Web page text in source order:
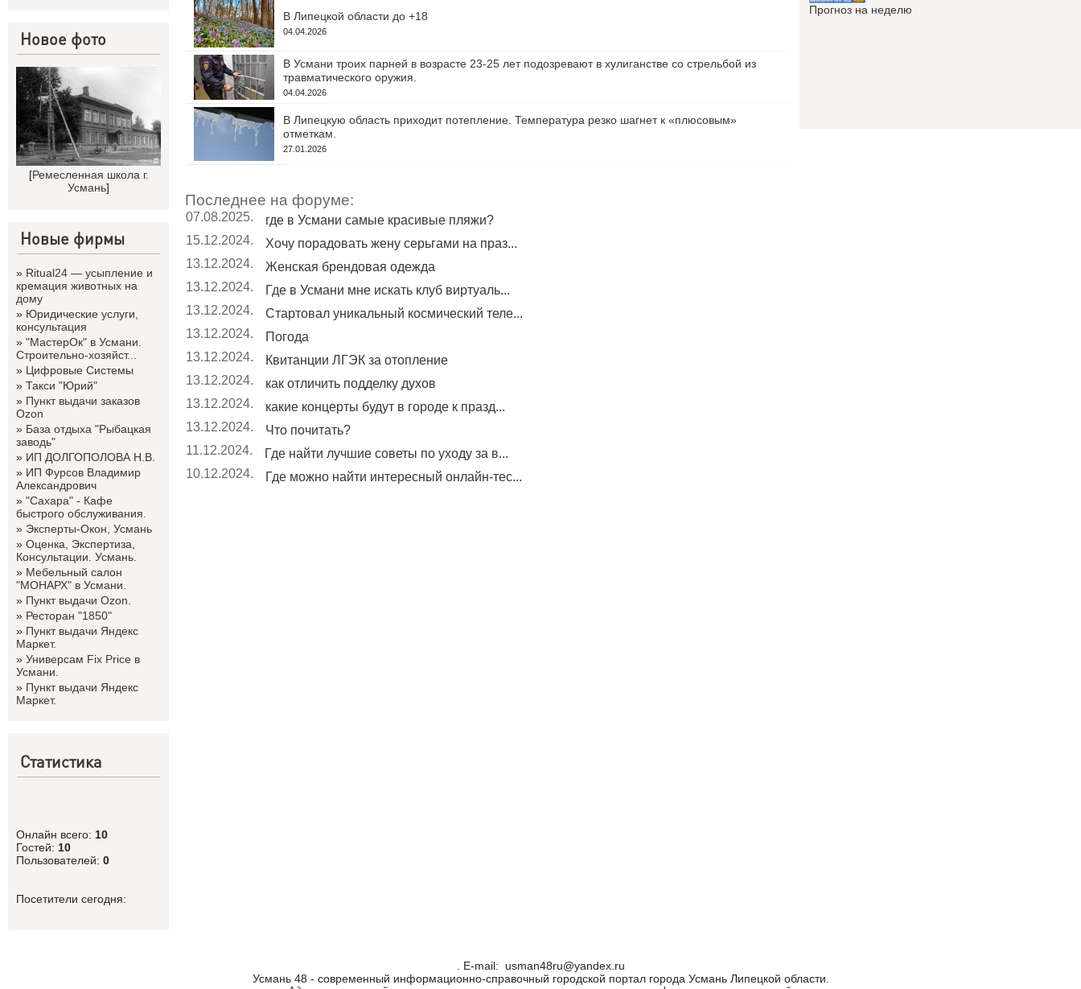
Новое фото
[Ремесленная школа г.
Усмань]
Новые фирмы
» Ritual24 — усыпление и
кремация животных на
дому
» Юридические услуги,
консультация
» "МастерОк" в Усмани.
Строительно-хозяйст...
» Цифровые Системы
» Такси "Юрий"
» Пункт выдачи заказов
Ozon
» База отдыха "Рыбацкая
заводь"
» ИП ДОЛГОПОЛОВА Н.В.
» ИП Фурсов Владимир
Александрович
» "Сахара" - Кафе
быстрого обслуживания.
» Эксперты-Окон, Усмань
» Оценка, Экспертиза,
Консультации. Усмань.
» Мебельный салон
"МОНАРХ" в Усмани.
» Пункт выдачи Ozon.
» Ресторан "1850"
» Пункт выдачи Яндекс
Маркет.
» Универсам Fix Price в
Усмани.
» Пункт выдачи Яндекс
Маркет.
Статистика
Онлайн всего: 10
Гостей: 10
Пользователей: 0
Посетители сегодня:
В Липецкой области до +18
04.04.2026
В Усмани троих парней в возрасте 23-25 лет подозревают в хулиганстве со стрельбой из
травматического оружия.
04.04.2026
В Липецкую область приходит потепление. Температура резко шагнет к «плюсовым»
отметкам.
27.01.2026
Последнее на форуме:
07.08.2025.
где в Усмани самые красивые пляжи?
15.12.2024.
Хочу порадовать жену серьгами на праз...
13.12.2024.
Женская брендовая одежда
13.12.2024.
Где в Усмани мне искать клуб виртуаль...
13.12.2024.
Стартовал уникальный космический теле...
13.12.2024.
Погода
13.12.2024.
Квитанции ЛГЭК за отопление
13.12.2024.
как отличить подделку духов
13.12.2024.
какие концерты будут в городе к празд...
13.12.2024.
Что почитать?
11.12.2024.
Где найти лучшие советы по уходу за в...
10.12.2024.
Где можно найти интересный онлайн-тес...
Прогноз на неделю
. Е-mail: usman48ru@yandex.ru
Усмань 48 - современный информационно-справочный городской портал города Усмань Липецкой области.